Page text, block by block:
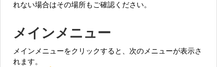
れない場合はその場所もご確認ください。
メインメニュー
メインメニューをクリックすると、次のメニューが表示さ
れます。